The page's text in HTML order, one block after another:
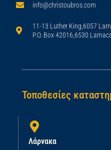
info@christoubros.com
11-13 Luther King,6057
P.O. Box 42016,6530
Τοποθεσίες
Λάρνακα